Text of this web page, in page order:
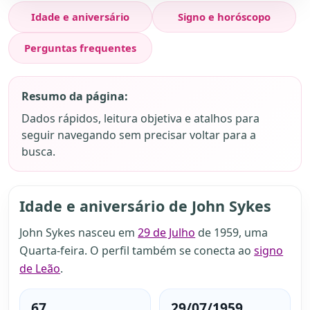
Idade e aniversário Signo e horóscopo
Perguntas frequentes
Resumo da página:
Dados rápidos, leitura objetiva e atalhos para
seguir navegando sem precisar voltar para a
busca.
Idade e aniversário de John Sykes
John Sykes nasceu em29 de Julho de 1959, uma
Quarta-feira. O perfil também se conecta aosigno
de Leão.